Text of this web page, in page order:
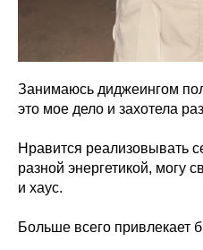
Занимаюсь диджеингом
это мое дело и захотела
Нравится реализовывать
разной энергетикой, могу
и хаус.
Больше всего привлекает